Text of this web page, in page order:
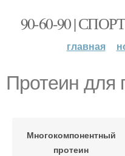
90-60-90 |
главная
Протеин для
Многокомпонентный
протеин